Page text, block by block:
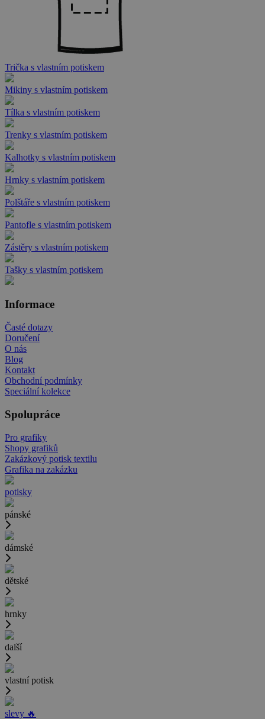
Trička s vlastním potiskem
Mikiny s vlastním potiskem
Tílka s vlastním potiskem
Trenky s vlastním potiskem
Kalhotky s vlastním potiskem
Hrnky s vlastním potiskem
Polštáře s vlastním potiskem
Pantofle s vlastním potiskem
Zástěry s vlastním potiskem
Tašky s vlastním potiskem
Informace
Časté dotazy
Doručení
O nás
Blog
Kontakt
Obchodní podmínky
Speciální kolekce
Spolupráce
Pro grafiky
Shopy grafiků
Zakázkový potisk textilu
Grafika na zakázku
potisky
pánské
dámské
dětské
hrnky
další
vlastní potisk
slevy 🔥